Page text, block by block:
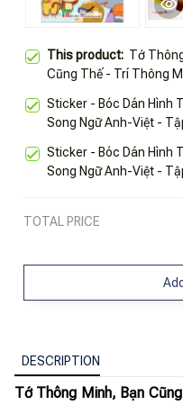
This product: Tớ
Cũng Thế - Trí Thông
Sticker - Bóc Dán Hình
Song Ngữ Anh-Việt -
Sticker - Bóc Dán Hình
Song Ngữ Anh-Việt -
TOTAL PRICE
DESCRIPTION
Tớ Thông Minh, Bạn